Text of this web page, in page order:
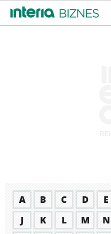
A B C D E
J
K L M N